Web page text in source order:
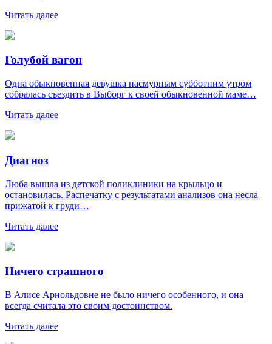
Читать далее
Голубой вагон
Одна обыкновенная девушка пасмурным субботним утром
собралась съездить в Выборг к своей обыкновенной маме…
Читать далее
Диагноз
Люба вышла из детской поликлиники на крыльцо и
остановилась. Распечатку с результатами анализов она несла
прижатой к груди…
Читать далее
Ничего страшного
В Алисе Арнольдовне не было ничего особенного, и она
всегда считала это своим достоинством.
Читать далее